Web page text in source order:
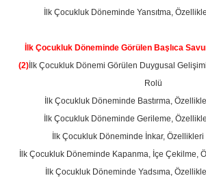
İlk Çocukluk Döneminde Yansıtma,
İlk Çocukluk Döneminde Görülen Başlıca
(2)İlk Çocukluk Dönemi Görülen Duygusal
Rolü
İlk Çocukluk Döneminde Bastırma,
İlk Çocukluk Döneminde Gerileme,
İlk Çocukluk Döneminde İnkar,
İlk Çocukluk Döneminde Kapanma, İçe Çekilme,
İlk Çocukluk Döneminde Yadsıma,